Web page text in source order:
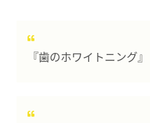
『歯のホワイトニング』